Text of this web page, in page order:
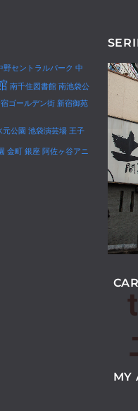
野セントラルパーク 中
南千住図書館 南池袋公
ゴールデン街 新宿御苑
元公園 池袋演芸場 王子
金町 銀座 阿佐ヶ谷アニ
MY